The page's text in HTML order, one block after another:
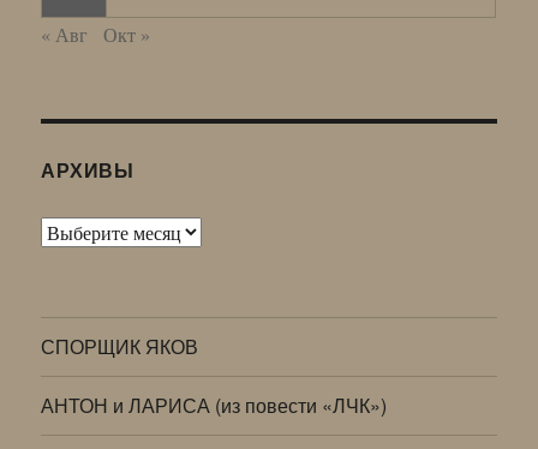
« Авг Окт »
АРХИВЫ
Архивы
СПОРЩИК ЯКОВ
АНТОН и ЛАРИСА (из повести «ЛЧК»)